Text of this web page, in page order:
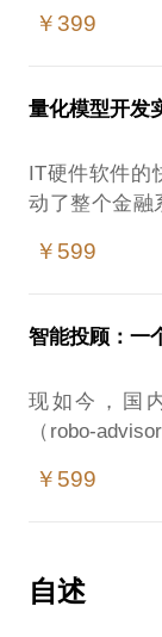
2. 不知道如何
金融业相关资
程、交易从业
我愿意与你分
3. 成为quant
本人有10余
统开发、金融
从业经验，帮
财产品、
都必须具备金
虑：
1. 金融高深莫
2. 资本市场
同样需要多样
业的金融从
1. 介绍资本
本市场各个层
3. 哪些职业是
4. 如何结合既
￥399
量化模型开发
IT硬件软件的
动了整个金融
最近十年来,
展势头迅猛,
称为三大主流
投资者的追
中，可以预
展轨迹。
1. 也许你有交
￥599
智能投顾：一
现如今，国
（robo-
Betterment
等也纷纷投入
造升级正深远
￥599
自述